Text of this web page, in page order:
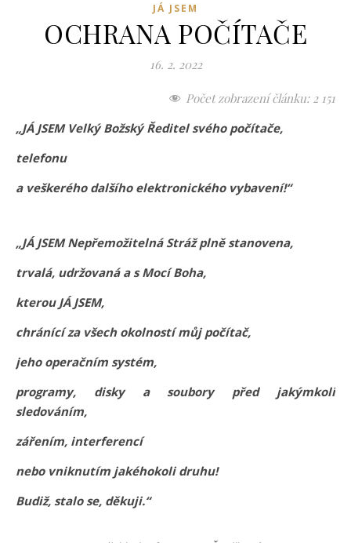
JÁ JSEM
OCHRANA POČÍTAČE
16. 2. 2022
Počet zobrazení článku: 2 151
„JÁ JSEM Velký Božský Ředitel svého počítače,
telefonu
a veškerého dalšího elektronického vybavení!“
„JÁ JSEM Nepřemožitelná Stráž plně stanovena,
trvalá, udržovaná a s Mocí Boha,
kterou JÁ JSEM,
chránící za všech okolností můj počítač,
jeho operačním systém,
programy, disky a soubory před jakýmkoli
sledováním,
zářením, interferencí
nebo vniknutím jakéhokoli druhu!
Budiž, stalo se, děkuji.“